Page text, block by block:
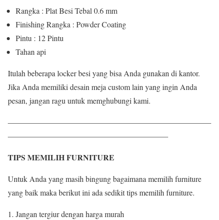
Rangka : Plat Besi Tebal 0.6 mm
Finishing Rangka : Powder Coating
Pintu : 12 Pintu
Tahan api
Itulah beberapa locker besi yang bisa Anda gunakan di kantor.
Jika Anda memiliki desain meja custom lain yang ingin Anda
pesan, jangan ragu untuk memghubungi kami.
——————————————————————————
————————————————————–
TIPS MEMILIH FURNITURE
Untuk Anda yang masih bingung bagaimana memilih furniture
yang baik maka berikut ini ada sedikit tips memilih furniture.
Jangan tergiur dengan harga murah